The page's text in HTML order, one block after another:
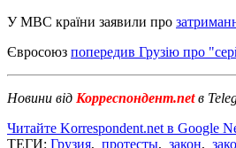
У МВС країни заявили про
Євросоюз попередив Грузію про
Новини від Корреспондент.netв
Читайте Korrespondent.net в Google
ТЕГИ: Грузия, протесты, закон,